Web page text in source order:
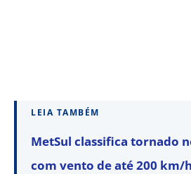
LEIA TAMBÉM
MetSul classifica tornado
com vento de até 200 km/h